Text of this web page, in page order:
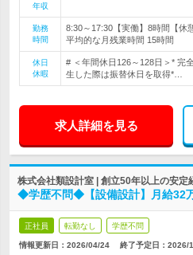
年収
勤務
時間
8:30～17:30【実働】8時間【
平均的な月残業時間 15時間
休日
休暇
# ＜年間休日126～128日＞* 完
生した際は振替休日を取得*…
求人詳細を見る
株式会社類設計室 | 創立50年以上の安
◆学歴不問◆【設備設計】月給32
正社員 転勤なし 学歴不問
情報更新日：2026/04/24 終了予定日： 2026/